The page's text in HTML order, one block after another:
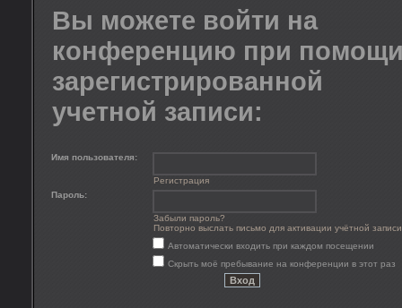
Вы можете войти на
конференцию при
зарегистрированной
учетной записи:
Имя пользователя:
Регистрация
Пароль:
Забыли пароль?
Повторно выслать письмо для активации учётной записи
Автоматически входить при каждом посещении
Скрыть моё пребывание на конференции в этот раз